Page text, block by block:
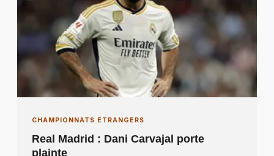
CHAMPIONNATS ETRANGERS
Real Madrid : Dani Carvajal porte
plainte